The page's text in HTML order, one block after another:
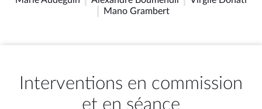
Mano Grambert
Interventions en commission
et en séance